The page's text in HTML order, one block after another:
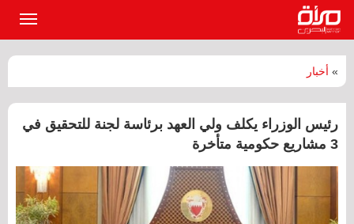
» أخبار
رئيس الوزراء يكلف ولي العهد برئاسة لجنة للتحقيق في
3 مشاريع حكومية متأخرة